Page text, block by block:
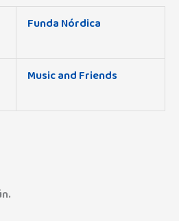
Funda Nórdica
Music and Friends